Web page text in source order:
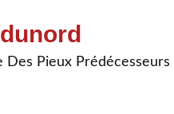
Des Pieux Prédécesseurs